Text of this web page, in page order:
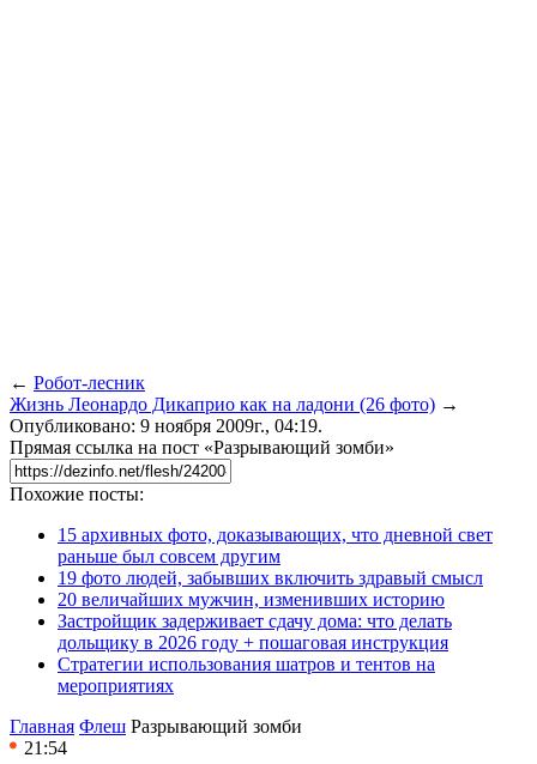
← Робот-лесник
Жизнь Леонардо Дикаприо как на ладони (26 фото) →
Опубликовано: 9 ноября 2009г., 04:19.
Прямая ссылка на пост «Разрывающий зомби»
Похожие посты:
15 архивных фото, доказывающих, что дневной свет
раньше был совсем другим
19 фото людей, забывших включить здравый смысл
20 величайших мужчин, изменивших историю
Застройщик задерживает сдачу дома: что делать
дольщику в 2026 году + пошаговая инструкция
Стратегии использования шатров и тентов на
мероприятиях
Главная Флеш Разрывающий зомби
21:54